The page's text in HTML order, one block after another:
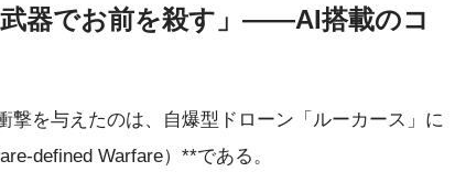
器でお前を殺す」——AI搭載のコ
撃を与えたのは、自爆型ドローン「ルーカース」に
defined Warfare）**である。